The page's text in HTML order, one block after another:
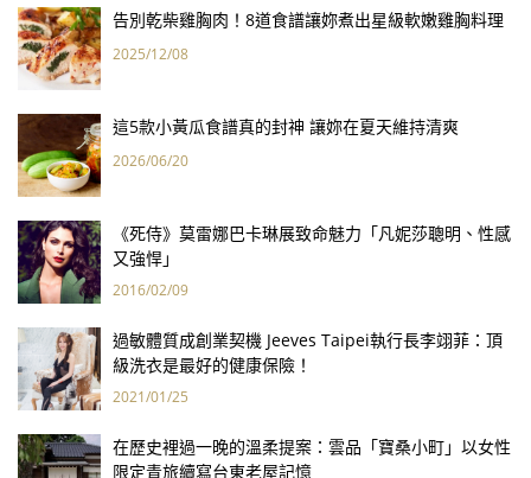
告別乾柴雞胸肉！8道食譜讓妳煮出星級軟嫩雞胸料理
2025/12/08
這5款小黃瓜食譜真的封神 讓妳在夏天維持清爽
2026/06/20
《死侍》莫雷娜巴卡琳展致命魅力「凡妮莎聰明、性感
又強悍」
2016/02/09
過敏體質成創業契機 Jeeves Taipei執行長李翊菲：頂
級洗衣是最好的健康保險！
2021/01/25
在歷史裡過一晚的溫柔提案：雲品「寶桑小町」以女性
限定青旅續寫台東老屋記憶